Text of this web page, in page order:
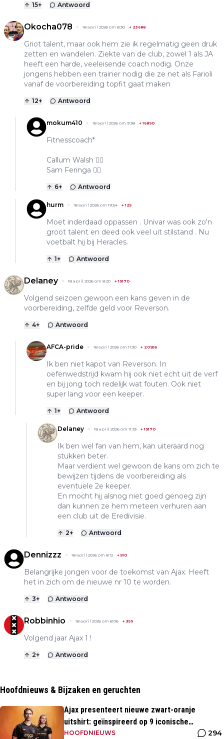
15+ Antwoord
Okocha078 18 april 2026 om 8:30 + 23688
Griot talent, maar ook hem zie ik regelmatig geen druk
zetten en wandelen. Ziekte van de club, zowel 1 als JA
heeft een harde, veeleisende coach nodig. Onze
jongens hebben een trainer nodig die ze net als Farioli
vanaf de voorbereiding topfit gaat maken
12+ Antwoord
mokum410 18 april 2026 om 9:38 +16890
Fitnesscoach*
Callum Walsh 👍🏻
Sam Feringa 👎🏻
6+ Antwoord
hurm 18 april 2026 om 19:54 +125
Moet inderdaad oppassen . Univar was ook zo'n
groot talent en deed ook veel uit stilstand . Nu
voetbalt hij bij Heracles.
1+ Antwoord
Delaney 18 april 2026 om 8:20 +19170
Volgend seizoen gewoon een kans geven in de
voorbereiding, zelfde geld voor Reverson.
4+ Antwoord
AFCA-pride 18 april 2026 om 11:30 + 20956
Ik ben niet kapot van Reverson. In
oefenwedstrijd kwam hij ook niet echt uit de verf
en bij jong toch redelijk wat fouten. Ook niet
super lang voor een keeper.
1+ Antwoord
Delaney 18 april 2026 om 11:33 +19170
Ik ben wel fan van hem, kan uiteraard nog
stukken beter.
Maar verdient wel gewoon de kans om zich te
bewijzen tijdens de voorbereiding als
eventuele 2e keeper.
En mocht hij alsnog niet goed genoeg zijn
dan kunnen ze hem meteen verhuren aan
een club uit de Eredivisie.
2+ Antwoord
Dennizzz 18 april 2026 om 8:12 + 510
Belangrijke jongen voor de toekomst van Ajax. Heeft
het in zich om de nieuwe nr 10 te worden.
3+ Antwoord
Robbinhio 18 april 2026 om 8:06 + 359
Volgend jaar Ajax 1 !
2+ Antwoord
Hoofdnieuws & Bijzaken en geruchten
Ajax presenteert nieuwe zwart-oranje
uitshirt: geïnspireerd op 9 iconische
momenten uit clubhistorie
HOOFDNIEUWS 294